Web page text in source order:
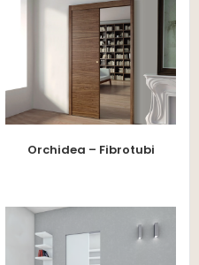
Orchidea – Fibrotubi